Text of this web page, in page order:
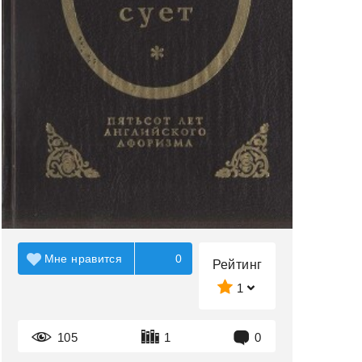
Рейтинг
1
105 1 0
Мне нравится 0